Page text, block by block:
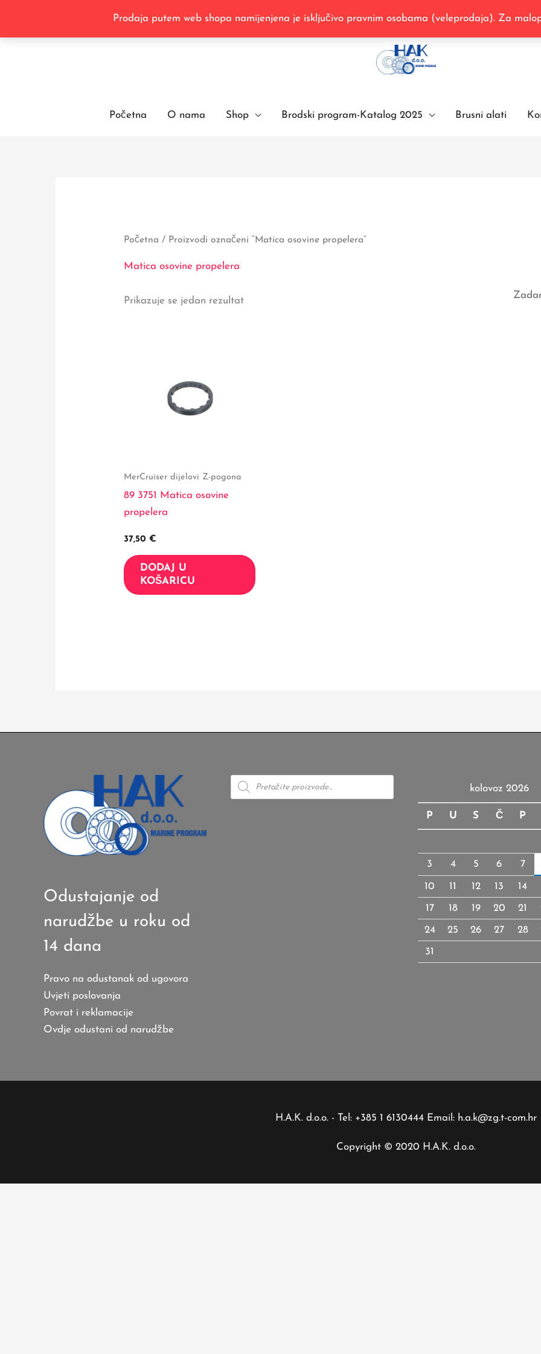
Prodaja putem web shopa namijenjena je isključivo pravnim osobama (veleprodaja). Za
Početna O nama Shop Brodski program-Katalog 2025 Brusni alati
Početna / Proizvodi označeni “Matica osovine propelera”
Matica osovine propelera
Prikazuje se jedan rezultat
MerCruiser dijelovi Z-pogona
89 3751 Matica osovine
propelera
37,50 €
DODAJ U
KOŠARICU
Odustajanje od
narudžbe u roku od
14 dana
Pravo na odustanak od ugovora
Uvjeti poslovanja
Povrat i reklamacije
Ovdje odustani od narudžbe
Products
search
kolovoz 2026
P U S Č P
3 4 5 6 7
10 11 12 13 14
17 18 19 20 21
24 25 26 27 28
31
H.A.K. d.o.o. - Tel: +385 1 6130444 Email: h.a.k@zg.t-com.hr
Copyright © 2020 H.A.K. d.o.o.